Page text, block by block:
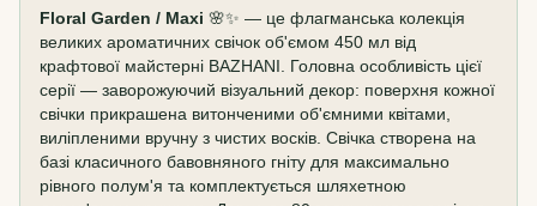
Floral Garden / Maxi 🌸✨ — це флагманська колекція
великих ароматичних свічок об'ємом 450 мл від
крафтової майстерні BAZHANI. Головна особливість цієї
серії — заворожуючий візуальний декор: поверхня кожної
свічки прикрашена витонченими об'ємними квітами,
виліпленими вручну з чистих восків. Свічка створена на
базі класичного бавовняного гніту для максимально
рівного полум'я та комплектується шляхетною